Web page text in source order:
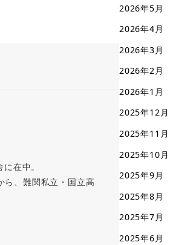
在中。
ら、難関私立・国立高
2026年5月
2026年4月
2026年3月
2026年2月
2026年1月
2025年12月
2025年11月
2025年10月
2025年9月
2025年8月
2025年7月
2025年6月